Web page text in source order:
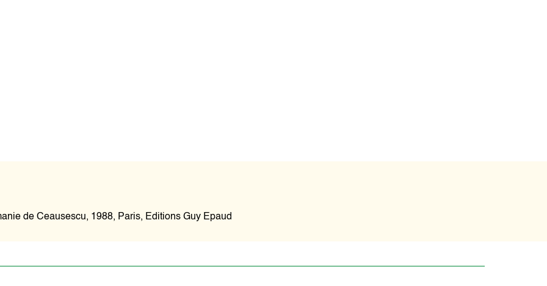
de Ceausescu, 1988, Paris, Editions Guy Epaud